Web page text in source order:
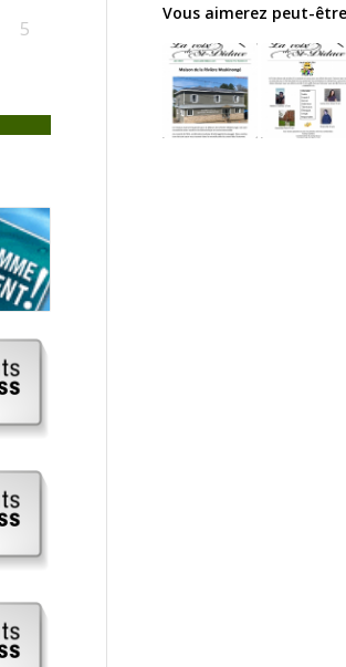
Vous aimerez peut-
5